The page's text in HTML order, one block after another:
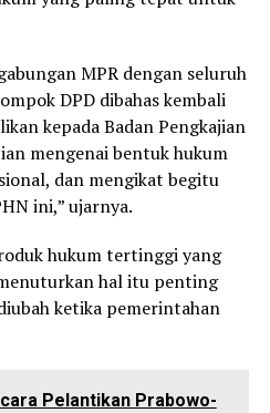
MPR dengan seluruh
DPD dibahas kembali
kepada Badan Pengkajian
mengenai bentuk hukum
dan mengikat begitu
ini,” ujarnya.
hukum tertinggi yang
hal itu penting
ketika pemerintahan
Pelantikan Prabowo-